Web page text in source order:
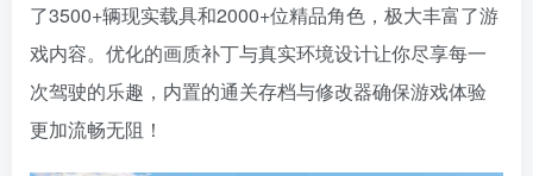
了3500+辆现实载具和2000+位精品角色，极大丰富了游
戏内容。优化的画质补丁与真实环境设计让你尽享每一
次驾驶的乐趣，内置的通关存档与修改器确保游戏体验
更加流畅无阻！